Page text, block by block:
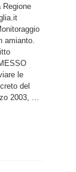
amianto.
le
del
2003, ...